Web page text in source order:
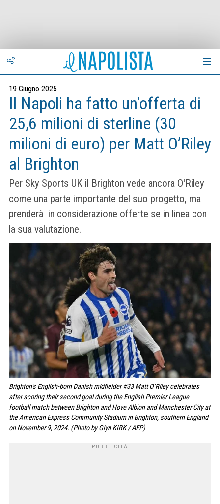
19 Giugno 2025
Il Napoli ha fatto un’offerta di
25,6 milioni di sterline (30
milioni di euro) per Matt O’Riley
al Brighton
Per Sky Sports UK il Brighton vede ancora O'Riley
come una parte importante del suo progetto, ma
prenderà in considerazione offerte se in linea con
la sua valutazione.
Brighton's English-born Danish midfielder #33 Matt O'Riley celebrates
after scoring their second goal during the English Premier League
football match between Brighton and Hove Albion and Manchester City at
the American Express Community Stadium in Brighton, southern England
on November 9, 2024. (Photo by Glyn KIRK / AFP)